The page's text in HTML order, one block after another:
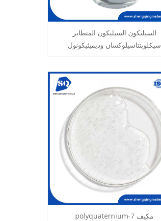
السيليكون السيليكون المتطاير
سيكلوبنتاسيلوكسان وديميثيكونول
مكيف polyquaternium-7